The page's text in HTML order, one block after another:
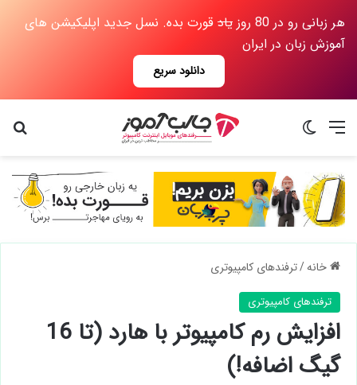
هر زبانی رو در 80 روز یاد قورت بده. نسل جدید اپلیکیشن های
آموزش زبان در ایران
دانلود سریع
جستجو برای منوتغییر
خانه/ترفندهای کامپیوتری
ترفندهای کامپیوتری
افزایش رم کامپیوتر با هارد (تا 16
گیگ اضافه!)